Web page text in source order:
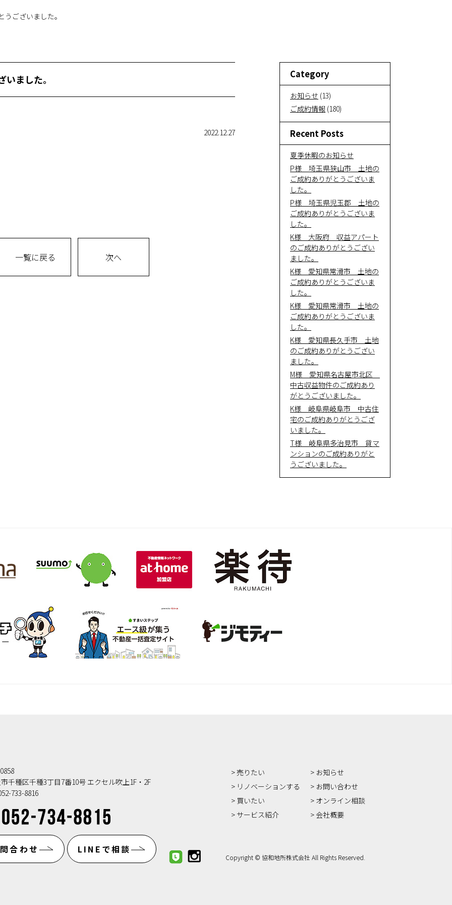
ございました。
ました。
2022.12.27
一覧に戻る 次へ
Category
お知らせ (13)
ご成約情報 (180)
Recent Posts
夏季休暇のお知らせ
P様 埼玉県狭山市 土地の
ご成約ありがとうございま
した。
P様 埼玉県児玉郡 土地の
ご成約ありがとうございま
した。
K様 大阪府 収益アパート
のご成約ありがとうござい
ました。
K様 愛知県常滑市 土地の
ご成約ありがとうございま
した。
K様 愛知県常滑市 土地の
ご成約ありがとうございま
した。
K様 愛知県長久手市 土地
のご成約ありがとうござい
ました。
M様 愛知県名古屋市北区
中古収益物件のご成約あり
がとうございました。
K様 岐阜県岐阜市 中古住
宅のご成約ありがとうござ
いました。
T様 岐阜県多治見市 貸マ
ンションのご成約ありがと
うございました。
千種区千種3丁目7番10号 エクセル吹上1F・2F
733-8816
合わせ LINEで相談
売りたい
リノベーションする
買いたい
サービス紹介
お知らせ
お問い合わせ
オンライン相談
会社概要
Copyright © 協和地所株式会社 All Rights Reserved.